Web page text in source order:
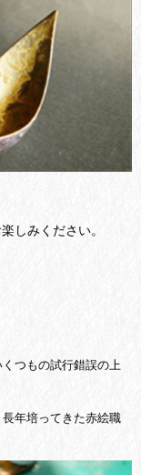
しみください。
くつもの試行錯誤の上
年培ってきた赤絵職